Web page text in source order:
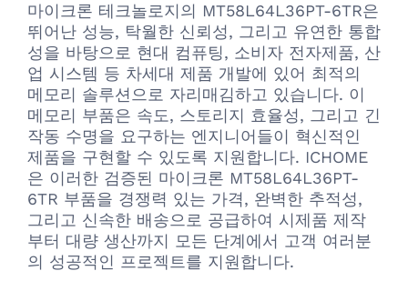
마이크론 테크놀로지의 MT58L64L36PT-6TR은
뛰어난 성능, 탁월한 신뢰성, 그리고 유연한 통합
성을 바탕으로 현대 컴퓨팅, 소비자 전자제품, 산
업 시스템 등 차세대 제품 개발에 있어 최적의
메모리 솔루션으로 자리매김하고 있습니다. 이
메모리 부품은 속도, 스토리지 효율성, 그리고 긴
작동 수명을 요구하는 엔지니어들이 혁신적인
제품을 구현할 수 있도록 지원합니다. ICHOME
은 이러한 검증된 마이크론 MT58L64L36PT-
6TR 부품을 경쟁력 있는 가격, 완벽한 추적성,
그리고 신속한 배송으로 공급하여 시제품 제작
부터 대량 생산까지 모든 단계에서 고객 여러분
의 성공적인 프로젝트를 지원합니다.